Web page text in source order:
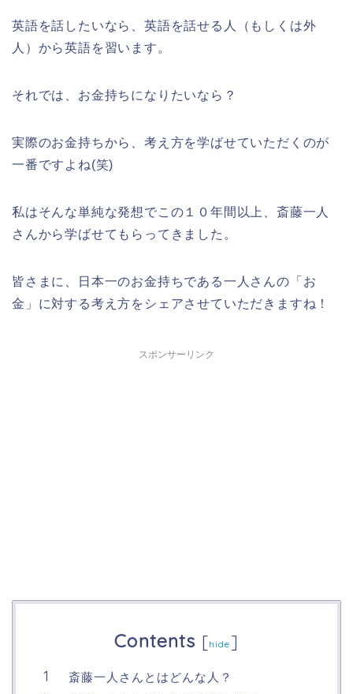
英語を話したいなら、英語を話せる人（もしくは外
人）から英語を習います。
それでは、お金持ちになりたいなら？
実際のお金持ちから、考え方を学ばせていただくのが
一番ですよね(笑)
私はそんな単純な発想でこの１０年間以上、斎藤一人
さんから学ばせてもらってきました。
皆さまに、日本一のお金持ちである一人さんの「お
金」に対する考え方をシェアさせていただきますね！
スポンサーリンク
Contents [hide ]
斎藤一人さんとはどんな人？